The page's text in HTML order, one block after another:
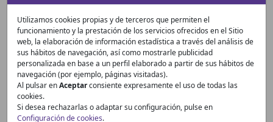
Sobre nosotros
La FAECAPes una Federación de Asociaciones de
Enfermería de carácter Científico constituida en 1998
con la voluntad de agrupar, en su entorno, a las
diferentes asociaciones y sociedades de Enfermería
Comunitaria y Atención Primaria, contando en la
actualidad con más de 5.000 socios que representan al
Utilizamos cookies propias y de terceros que permiten el
funcionamiento y la prestación de los servicios ofrecidos en el Sitio
web, la elaboración de información estadística a través del análisis de
sus hábitos de navegación, así como mostrarle publicidad
personalizada en base a un perfil elaborado a partir de sus hábitos de
navegación (por ejemplo, páginas visitadas).
Al pulsar enAceptarconsiente expresamente el uso de todas las
cookies.
Si desea rechazarlas o adaptar su configuración, pulse en
Configuración de cookies.